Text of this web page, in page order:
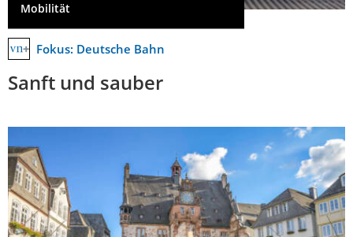
Mobilität
Fokus: Deutsche Bahn
Sanft und sauber